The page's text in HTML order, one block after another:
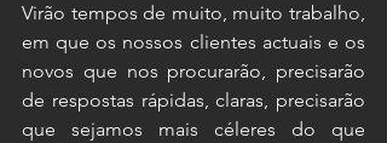
Virão tempos de muito, muito trabalho,
em que os nossos clientes actuais e os
novos que nos procurarão, precisarão
de respostas rápidas, claras, precisarão
que sejamos mais céleres do que